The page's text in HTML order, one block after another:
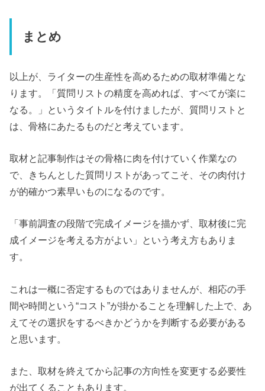
まとめ
以上が、ライターの生産性を高めるための取材準備とな
ります。「質問リストの精度を高めれば、すべてが楽に
なる。」というタイトルを付けましたが、質問リストと
は、骨格にあたるものだと考えています。
取材と記事制作はその骨格に肉を付けていく作業なの
で、きちんとした質問リストがあってこそ、その肉付け
が的確かつ素早いものになるのです。
「事前調査の段階で完成イメージを描かず、取材後に完
成イメージを考える方がよい」という考え方もありま
す。
これは一概に否定するものではありませんが、相応の手
間や時間という“コスト”が掛かることを理解した上で、あ
えてその選択をするべきかどうかを判断する必要がある
と思います。
また、取材を終えてから記事の方向性を変更する必要性
が出てくることもあります。